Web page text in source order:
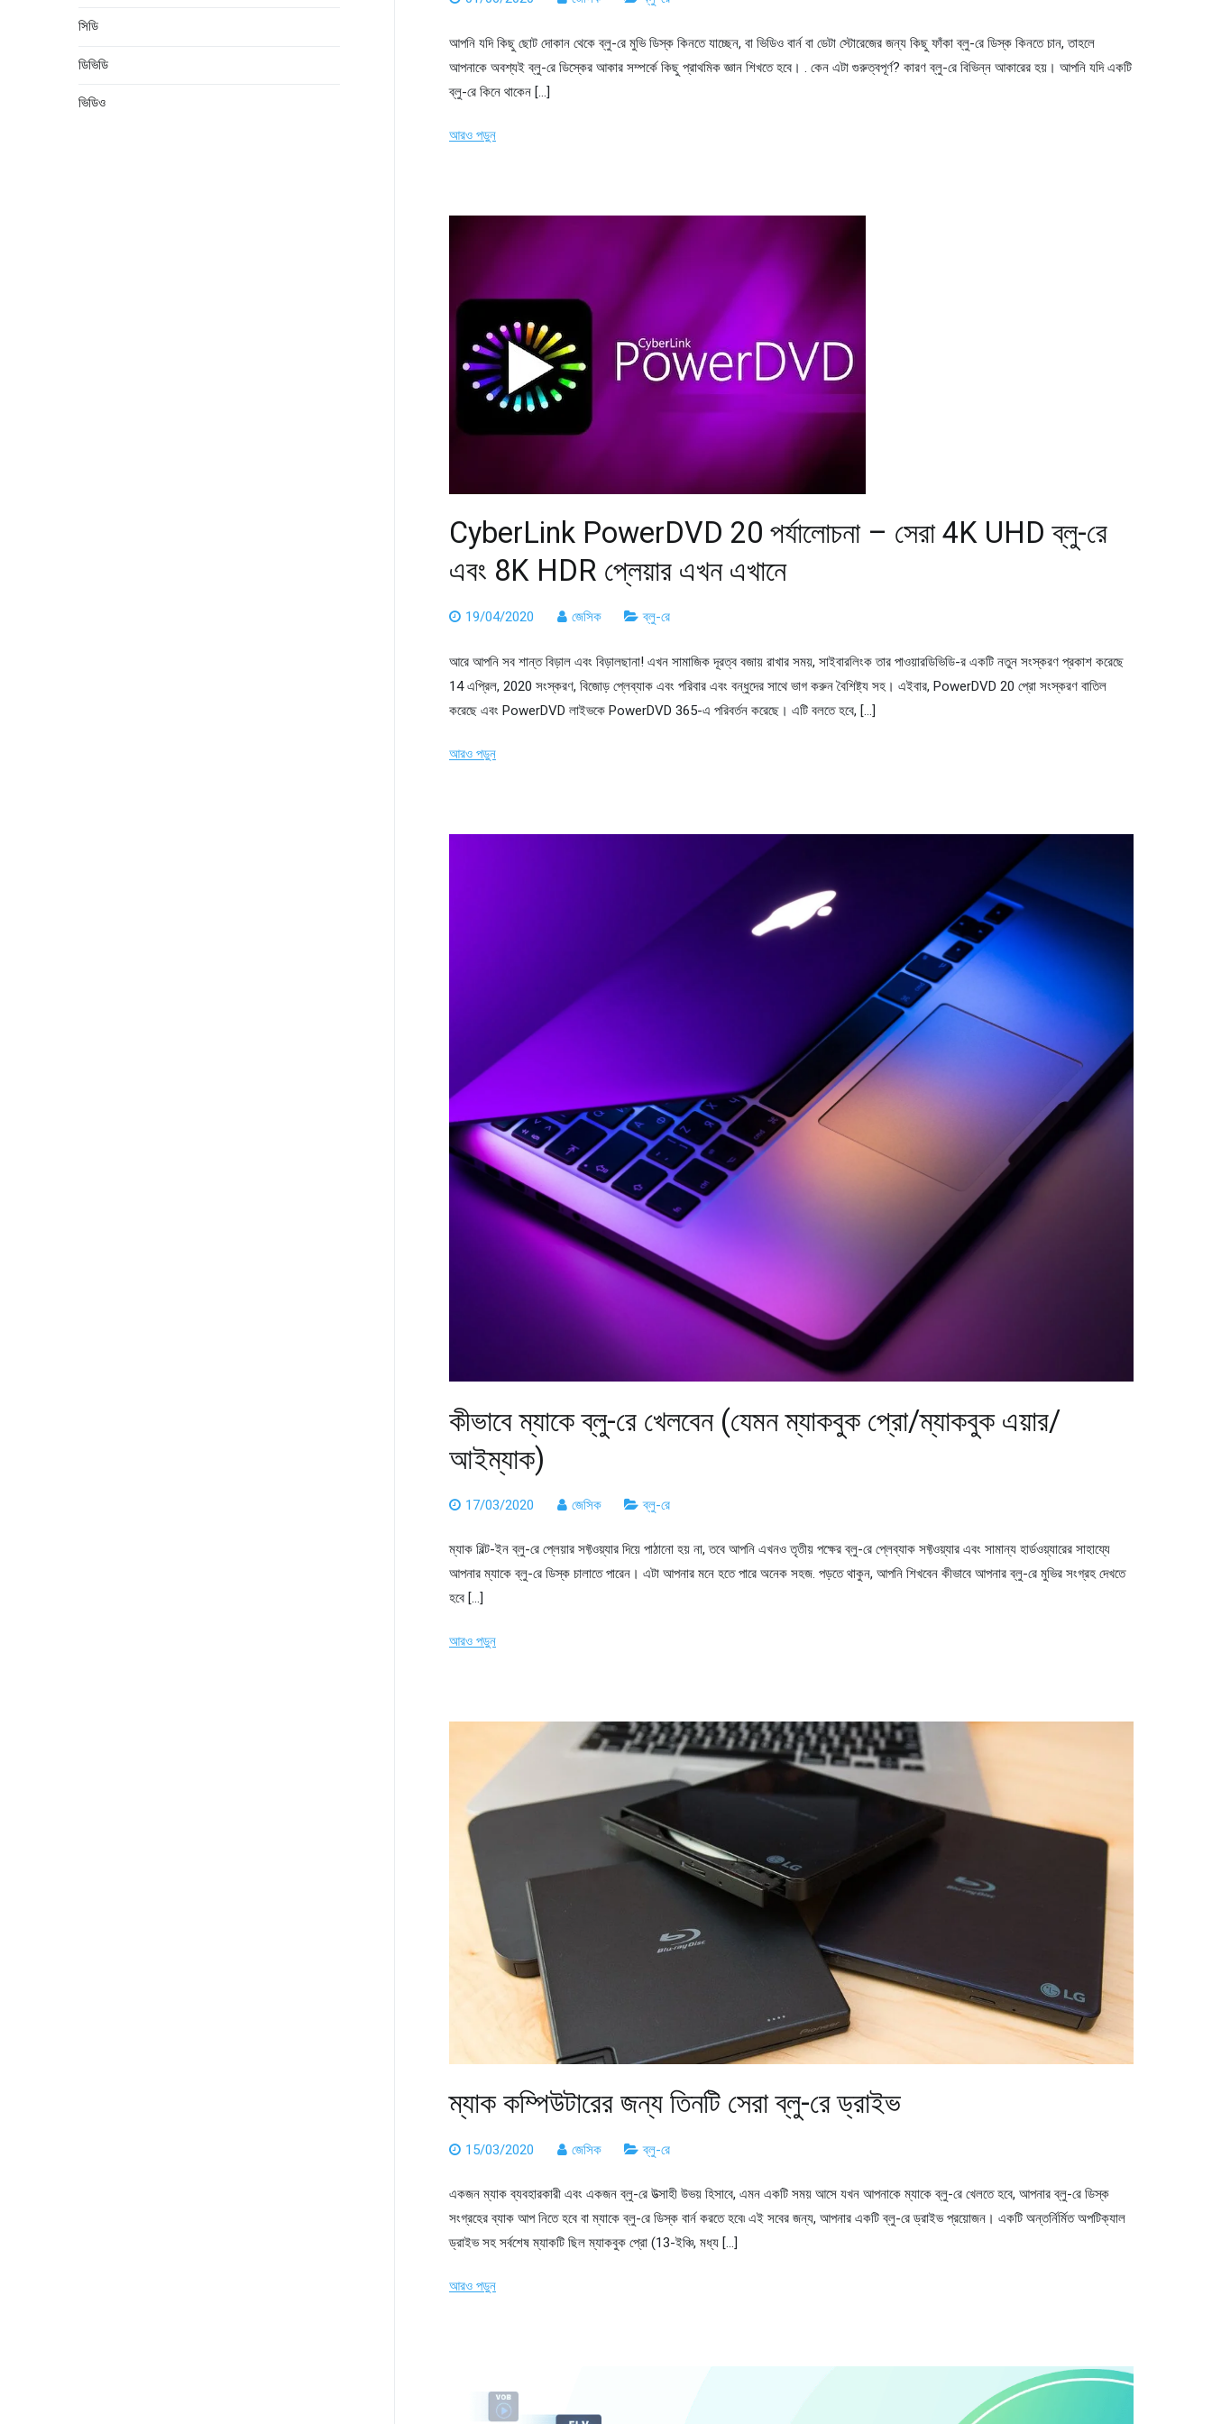
আপনি যদি কিছু ছোট দোকান থেকে ব্লু-রে মুভি ডিস্ক কিনতে যাচ্ছেন, বা ভিডিও বার্ন বা ডেটা স্টোরেজের জন্য কিছু ফাঁকা ব্লু-রে ডিস্ক কিনতে চান, তাহলে
আপনাকে অবশ্যই ব্লু-রে ডিস্কের আকার সম্পর্কে কিছু প্রাথমিক জ্ঞান শিখতে হবে। . কেন এটা গুরুত্বপূর্ণ? কারণ ব্লু-রে বিভিন্ন আকারের হয়। আপনি যদি একটি
ব্লু-রে কিনে থাকেন […]
আরও পড়ুন
CyberLink PowerDVD 20 পর্যালোচনা – সেরা 4K UHD ব্লু-রে
এবং 8K HDR প্লেয়ার এখন এখানে
19/04/2020 জেসিক ব্লু-রে
আরে আপনি সব শান্ত বিড়াল এবং বিড়ালছানা! এখন সামাজিক দূরত্ব বজায় রাখার সময়, সাইবারলিংক তার পাওয়ারডিভিডি-র একটি নতুন সংস্করণ প্রকাশ করেছে
14 এপ্রিল, 2020 সংস্করণ, বিজোড় প্লেব্যাক এবং পরিবার এবং বন্ধুদের সাথে ভাগ করুন বৈশিষ্ট্য সহ। এইবার, PowerDVD 20 প্রো সংস্করণ বাতিল
করেছে এবং PowerDVD লাইভকে PowerDVD 365-এ পরিবর্তন করেছে। এটি বলতে হবে, […]
আরও পড়ুন
কীভাবে ম্যাকে ব্লু-রে খেলবেন (যেমন ম্যাকবুক প্রো/ম্যাকবুক এয়ার/
আইম্যাক)
17/03/2020 জেসিক ব্লু-রে
ম্যাক বিল্ট-ইন ব্লু-রে প্লেয়ার সফ্টওয়্যার দিয়ে পাঠানো হয় না, তবে আপনি এখনও তৃতীয় পক্ষের ব্লু-রে প্লেব্যাক সফ্টওয়্যার এবং সামান্য হার্ডওয়্যারের সাহায্যে
আপনার ম্যাকে ব্লু-রে ডিস্ক চালাতে পারেন। এটা আপনার মনে হতে পারে অনেক সহজ. পড়তে থাকুন, আপনি শিখবেন কীভাবে আপনার ব্লু-রে মুভির সংগ্রহ দেখতে
হবে […]
আরও পড়ুন
ম্যাক কম্পিউটারের জন্য তিনটি সেরা ব্লু-রে ড্রাইভ
15/03/2020 জেসিক ব্লু-রে
একজন ম্যাক ব্যবহারকারী এবং একজন ব্লু-রে উত্সাহী উভয় হিসাবে, এমন একটি সময় আসে যখন আপনাকে ম্যাকে ব্লু-রে খেলতে হবে, আপনার ব্লু-রে ডিস্ক
সংগ্রহের ব্যাক আপ নিতে হবে বা ম্যাকে ব্লু-রে ডিস্ক বার্ন করতে হবে৷ এই সবের জন্য, আপনার একটি ব্লু-রে ড্রাইভ প্রয়োজন। একটি অন্তর্নির্মিত অপটিক্যাল
ড্রাইভ সহ সর্বশেষ ম্যাকটি ছিল ম্যাকবুক প্রো (13-ইঞ্চি, মধ্য […]
আরও পড়ুন
সিডি
ডিভিডি
ভিডিও